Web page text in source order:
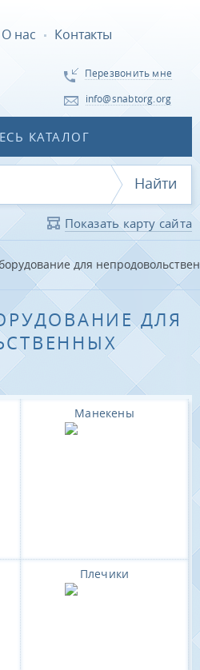
О нас Контакты
Перезвонить мне
info@snabtorg.org
КАТАЛОГ
Найти
Показать карту сайта
для
ДЛЯ
Манекены
Плечики